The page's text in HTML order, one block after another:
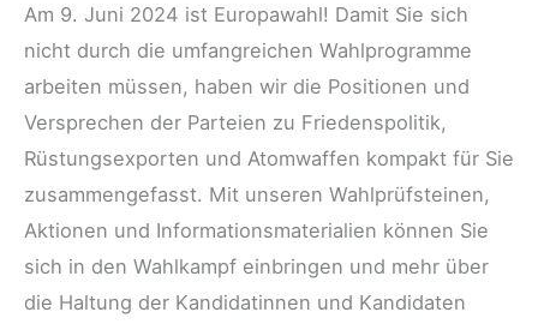
Am 9. Juni 2024 ist Europawahl! Damit Sie sich
nicht durch die umfangreichen Wahlprogramme
arbeiten müssen, haben wir die Positionen und
Versprechen der Parteien zu Friedenspolitik,
Rüstungsexporten und Atomwaffen kompakt für Sie
zusammengefasst. Mit unseren Wahlprüfsteinen,
Aktionen und Informationsmaterialien können Sie
sich in den Wahlkampf einbringen und mehr über
die Haltung der Kandidatinnen und Kandidaten